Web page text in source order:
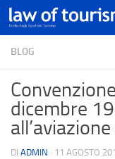
BLOG
dicembre
DI ADMIN · 11 AGOSTO